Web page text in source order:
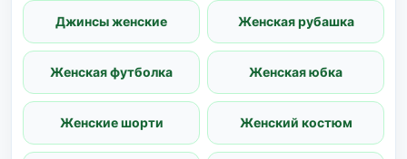
Джинсы женские Женская рубашка
Женская футболка Женская юбка
Женские шорти Женский костюм